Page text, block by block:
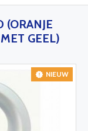
(ORANJE
GEEL)
NIEUW